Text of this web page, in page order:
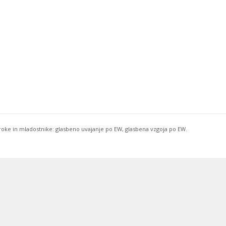
in mladostnike: glasbeno uvajanje po EW, glasbena vzgoja po EW.